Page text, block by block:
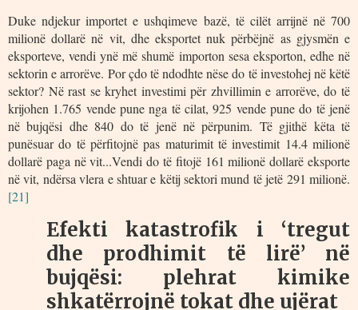
Duke ndjekur importet e ushqimeve bazë, të cilët arrijnë në 700
milionë dollarë në vit, dhe eksportet nuk përbëjnë as gjysmën e
eksporteve, vendi ynë më shumë importon sesa eksporton, edhe në
sektorin e arrorëve. Por çdo të ndodhte nëse do të investohej në këtë
sektor? Në rast se kryhet investimi për zhvillimin e arrorëve, do të
krijohen 1.765 vende pune nga të cilat, 925 vende pune do të jenë
në bujqësi dhe 840 do të jenë në përpunim. Të gjithë këta të
punësuar do të përfitojnë pas maturimit të investimit 14.4 milionë
dollarë paga në vit...Vendi do të fitojë 161 milionë dollarë eksporte
në vit, ndërsa vlera e shtuar e këtij sektori mund të jetë 291 milionë.
[21]
Efekti katastrofik i ‘tregut
dhe prodhimit të lirë’ në
bujqësi: plehrat kimike
shkatërrojnë tokat dhe ujërat